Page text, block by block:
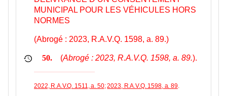
MUNICIPAL POUR LES VÉHICULES HORS
NORMES
(Abrogé : 2023, R.A.V.Q. 1598, a. 89.)
50. (Abrogé : 2023, R.A.V.Q. 1598, a. 89.).
2022, R.A.V.Q. 1511, a. 50;2023, R.A.V.Q. 1598, a. 89.